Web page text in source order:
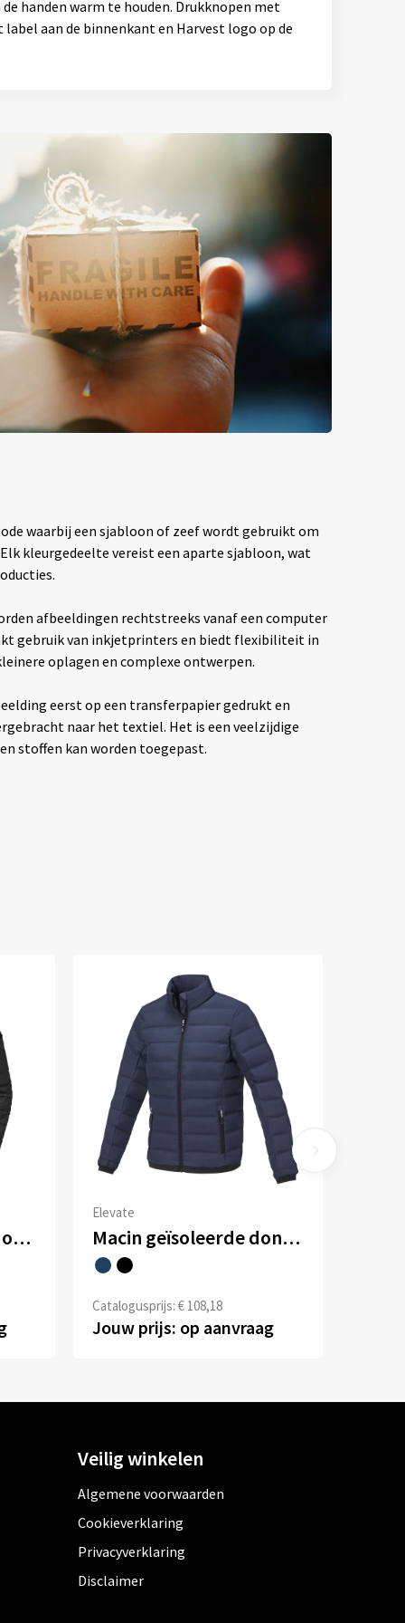
handen warm te houden. Drukknopen met
aan de binnenkant en Harvest logo op de
waarbij een sjabloon of zeef wordt gebruikt om
kleurgedeelte vereist een aparte sjabloon, wat
afbeeldingen rechtstreeks vanaf een computer
gebruik van inkjetprinters en biedt flexibiliteit in
oplagen en complexe ontwerpen.
eerst op een transferpapier gedrukt en
naar het textiel. Het is een veelzijdige
stoffen kan worden toegepast.
Scotia lichtgewicht donzen heren jas
Elevate
Macin geïsoleerde donzen dames jas
Catalogusprijs: € 108,18
Jouw prijs: op aanvraag
Veilig winkelen
Algemene voorwaarden
Cookieverklaring
Privacyverklaring
Disclaimer